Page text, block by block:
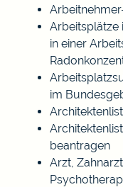
Arbeitsplätze
in einer
im
beantragen
Arzt,